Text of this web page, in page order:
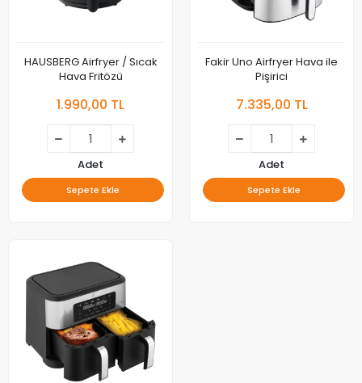
HAUSBERG Airfryer / Sıcak
Hava Fritözü
1.990,00 TL
Adet
Sepete Ekle
Fakir Uno Airfryer Hava ile
Pişirici
7.335,00 TL
Adet
Sepete Ekle